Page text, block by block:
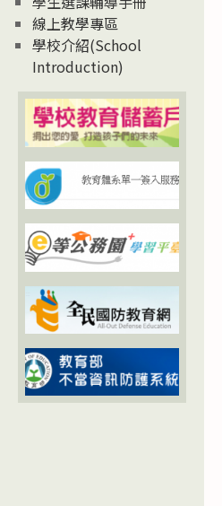
線上教學專區
學校介紹(School
Introduction)